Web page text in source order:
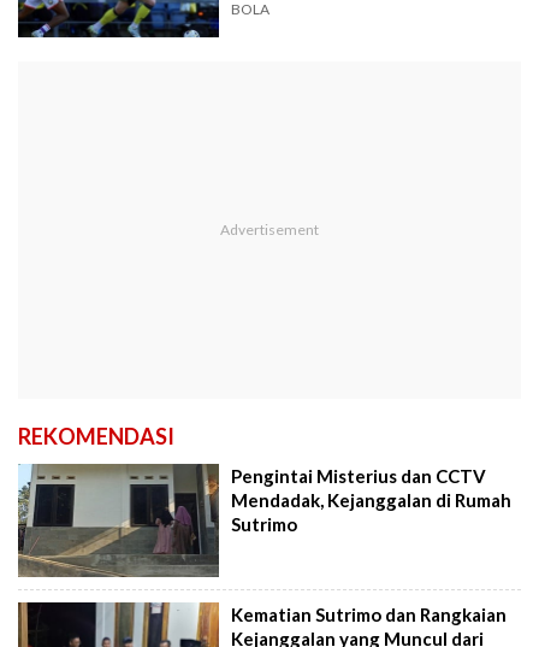
BOLA
REKOMENDASI
Pengintai Misterius dan CCTV
Mendadak, Kejanggalan di Rumah
Sutrimo
Kematian Sutrimo dan Rangkaian
Kejanggalan yang Muncul dari